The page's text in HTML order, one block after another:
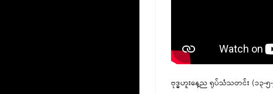
ဗုဒ္ဓဟူးနေ့ည ရုပ်သံသတင်း (၁၃-၅-